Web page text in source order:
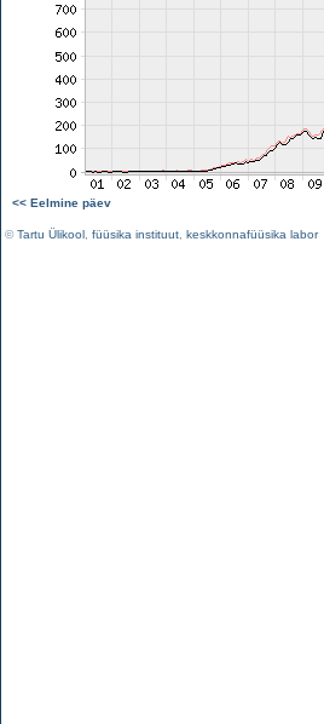
<< Eelmine päev
©Tartu Ülikool füüsika instituut keskkonnafüüsika labor